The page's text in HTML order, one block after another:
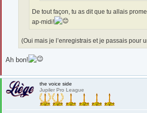
De tout façon, tu as dit que tu allais
ap-midi!
(Oui mais je l’enregistrais et je passais pour
Ah bon!
the voice side
Jupiler Pro League